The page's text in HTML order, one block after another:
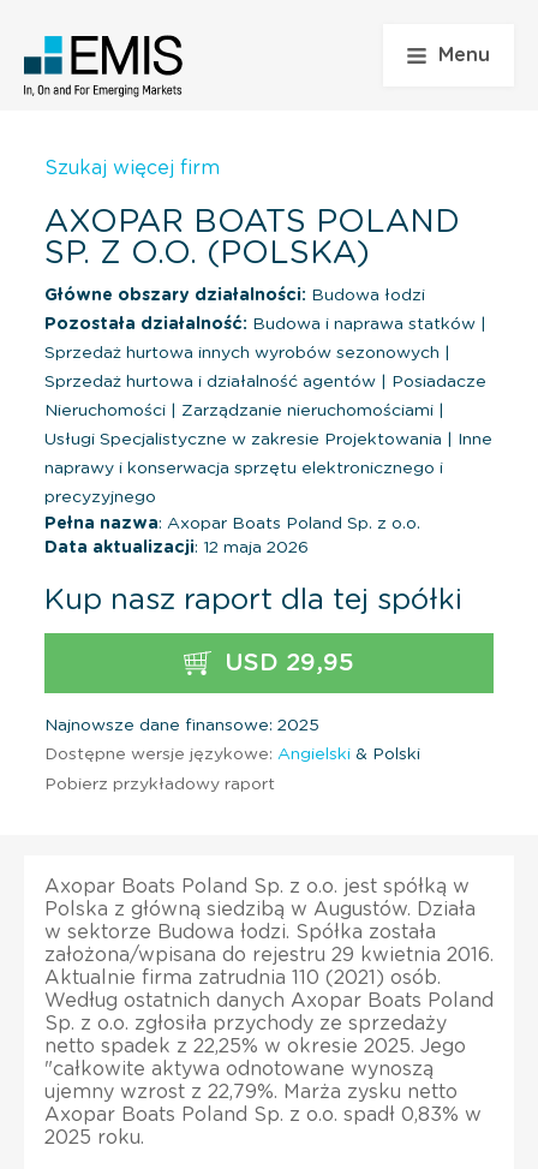
Menu
Szukaj więcej firm
AXOPAR BOATS POLAND
SP. Z O.O. (POLSKA)
Główne obszary działalności: Budowa łodzi
Pozostała działalność: Budowa i naprawa statków
Sprzedaż hurtowa innych wyrobów sezonowych
Sprzedaż hurtowa i działalność agentów
Posiadacze
Nieruchomości
Zarządzanie nieruchomościami
Usługi Specjalistyczne w zakresie Projektowania
Inne
naprawy i konserwacja sprzętu elektronicznego i
precyzyjnego
Pełna nazwa: Axopar Boats Poland Sp. z o.o.
Data aktualizacji: 12 maja 2026
Kup nasz raport dla tej spółki
USD 29,95
Najnowsze dane finansowe: 2025
Dostępne wersje językowe: Angielski & Polski
Pobierz przykładowy raport
Axopar Boats Poland Sp. z o.o. jest spółką w
Polska z główną siedzibą w Augustów. Działa
w sektorze Budowa łodzi. Spółka została
założona/wpisana do rejestru 29 kwietnia 2016.
Aktualnie firma zatrudnia 110 (2021) osób.
Według ostatnich danych Axopar Boats Poland
Sp. z o.o. zgłosiła przychody ze sprzedaży
netto spadek z 22,25% w okresie 2025. Jego
"całkowite aktywa odnotowane wynoszą
ujemny wzrost z 22,79%. Marża zysku netto
Axopar Boats Poland Sp. z o.o. spadł 0,83% w
2025 roku.